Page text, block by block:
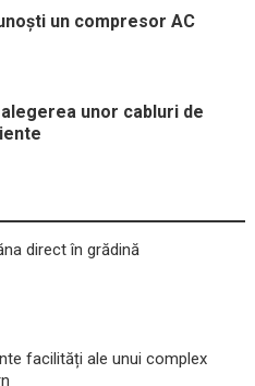
un compresor AC
unor cabluri de
direct în grădină
facilități ale unui complex